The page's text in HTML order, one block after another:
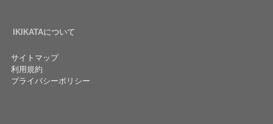
IKIKATAについて
サイトマップ
利用規約
プライバシーポリシー